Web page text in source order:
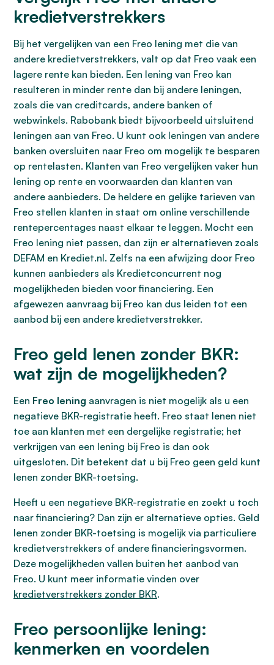
kredietverstrekkers
Bij het vergelijken van een Freo lening met die van
andere kredietverstrekkers, valt op dat Freo vaak een
lagere rente kan bieden. Een lening van Freo kan
resulteren in minder rente dan bij andere leningen,
zoals die van creditcards, andere banken of
webwinkels. Rabobank biedt bijvoorbeeld uitsluitend
leningen aan van Freo. U kunt ook leningen van andere
banken oversluiten naar Freo om mogelijk te besparen
op rentelasten. Klanten van Freo vergelijken vaker hun
lening op rente en voorwaarden dan klanten van
andere aanbieders. De heldere en gelijke tarieven van
Freo stellen klanten in staat om online verschillende
rentepercentages naast elkaar te leggen. Mocht een
Freo lening niet passen, dan zijn er alternatieven zoals
DEFAM en Krediet.nl. Zelfs na een afwijzing door Freo
kunnen aanbieders als Kredietconcurrent nog
mogelijkheden bieden voor financiering. Een
afgewezen aanvraag bij Freo kan dus leiden tot een
aanbod bij een andere kredietverstrekker.
Freo geld lenen zonder BKR:
wat zijn de mogelijkheden?
Een Freo lening aanvragen is niet mogelijk als u een
negatieve BKR-registratie heeft. Freo staat lenen niet
toe aan klanten met een dergelijke registratie; het
verkrijgen van een lening bij Freo is dan ook
uitgesloten. Dit betekent dat u bij Freo geen geld kunt
lenen zonder BKR-toetsing.
Heeft u een negatieve BKR-registratie en zoekt u toch
naar financiering? Dan zijn er alternatieve opties. Geld
lenen zonder BKR-toetsing is mogelijk via particuliere
kredietverstrekkers of andere financieringsvormen.
Deze mogelijkheden vallen buiten het aanbod van
Freo. U kunt meer informatie vinden over
kredietverstrekkers zonder BKR.
Freo persoonlijke lening:
kenmerken en voordelen